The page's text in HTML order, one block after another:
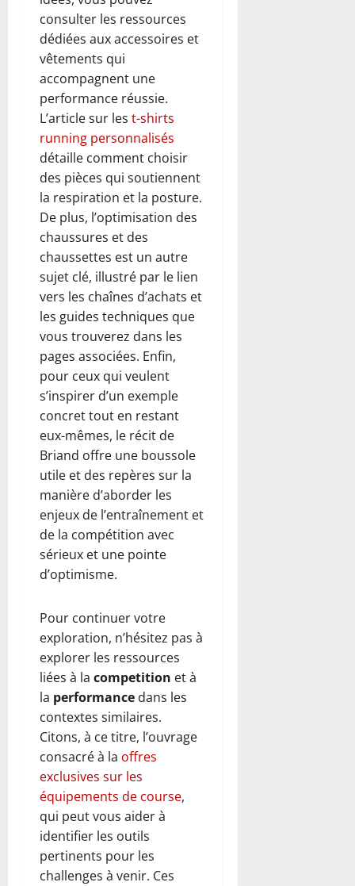
consulter les ressources
dédiées aux accessoires et
vêtements qui
accompagnent une
performance réussie.
L’article sur les t-shirts
running personnalisés
détaille comment choisir
des pièces qui soutiennent
la respiration et la posture.
De plus, l’optimisation des
chaussures et des
chaussettes est un autre
sujet clé, illustré par le lien
vers les chaînes d’achats et
les guides techniques que
vous trouverez dans les
pages associées. Enfin,
pour ceux qui veulent
s’inspirer d’un exemple
concret tout en restant
eux-mêmes, le récit de
Briand offre une boussole
utile et des repères sur la
manière d’aborder les
enjeux de l’entraînement et
de la compétition avec
sérieux et une pointe
d’optimisme.
Pour continuer votre
exploration, n’hésitez pas à
explorer les ressources
liées à la competition et à
la performance dans les
contextes similaires.
Citons, à ce titre, l’ouvrage
consacré à la offres
exclusives sur les
équipements de course,
qui peut vous aider à
identifier les outils
pertinents pour les
challenges à venir. Ces